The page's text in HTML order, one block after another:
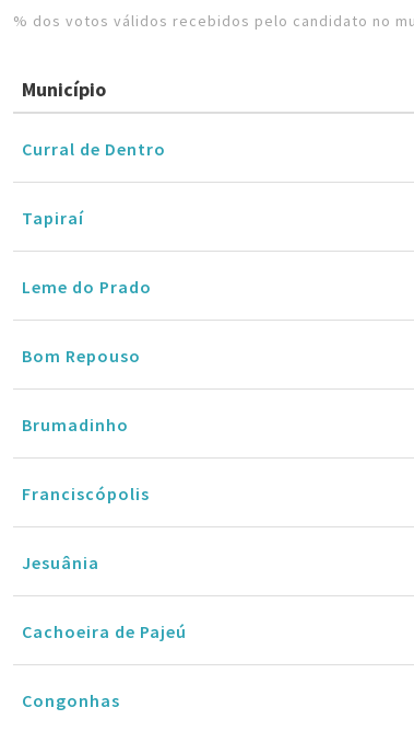
% dos votos válidos recebidos pelo candidato no
Município
Curral de Dentro
Tapiraí
Leme do Prado
Bom Repouso
Brumadinho
Franciscópolis
Jesuânia
Cachoeira de Pajeú
Congonhas